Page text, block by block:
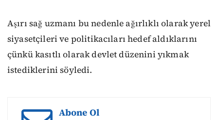
Aşırı sağ uzmanı bu nedenle ağırlıklı olarak yerel
siyasetçileri ve politikacıları hedef aldıklarını
çünkü kasıtlı olarak devlet düzenini yıkmak
istediklerini söyledi.
Abone Ol